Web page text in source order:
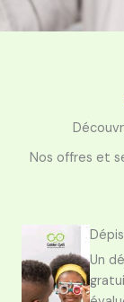
Nos offres et
Un